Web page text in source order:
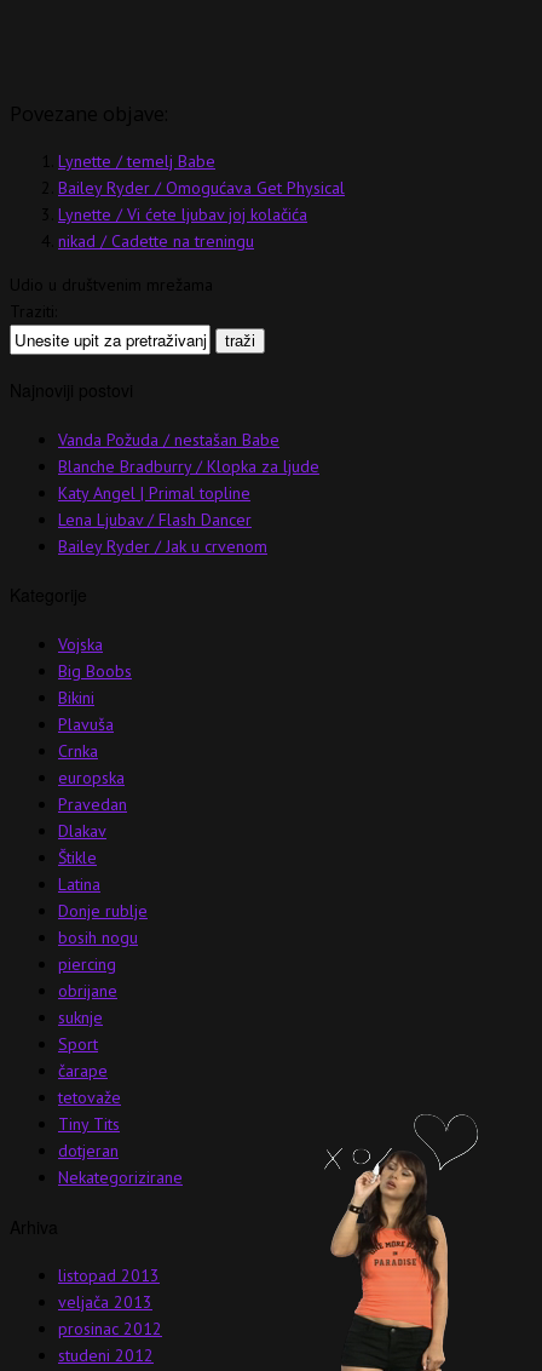
Lynette / temelj Babe
Bailey Ryder / Omogućava Get Physical
Lynette / Vi ćete ljubav joj kolačića
nikad / Cadette na treningu
Vanda Požuda / nestašan Babe
Blanche Bradburry / Klopka za ljude
Katy Angel | Primal topline
Lena Ljubav / Flash Dancer
Bailey Ryder / Jak u crvenom
Vojska
Big Boobs
Bikini
Plavuša
Crnka
europska
Pravedan
Dlakav
Štikle
Latina
Donje rublje
bosih nogu
piercing
obrijane
suknje
Sport
čarape
tetovaže
Tiny Tits
dotjeran
Nekategorizirane
listopad 2013
veljača 2013
prosinac 2012
studeni 2012